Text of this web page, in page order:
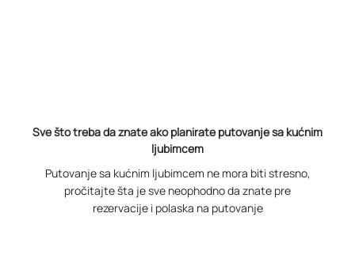
Sve što treba da znate ako planirate putovanje sa kućnim
ljubimcem
Putovanje sa kućnim ljubimcem ne mora biti stresno,
pročitajte šta je sve neophodno da znate pre
rezervacije i polaska na putovanje